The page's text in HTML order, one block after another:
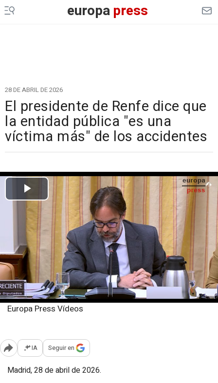
europapress
28 DE ABRIL DE 2026
El presidente de Renfe dice que
la entidad pública "es una
víctima más" de los accidentes
Europa Press Vídeos
Abrir opciones para compartir
IA Seguir en
Madrid, 28 de abril de 2026.